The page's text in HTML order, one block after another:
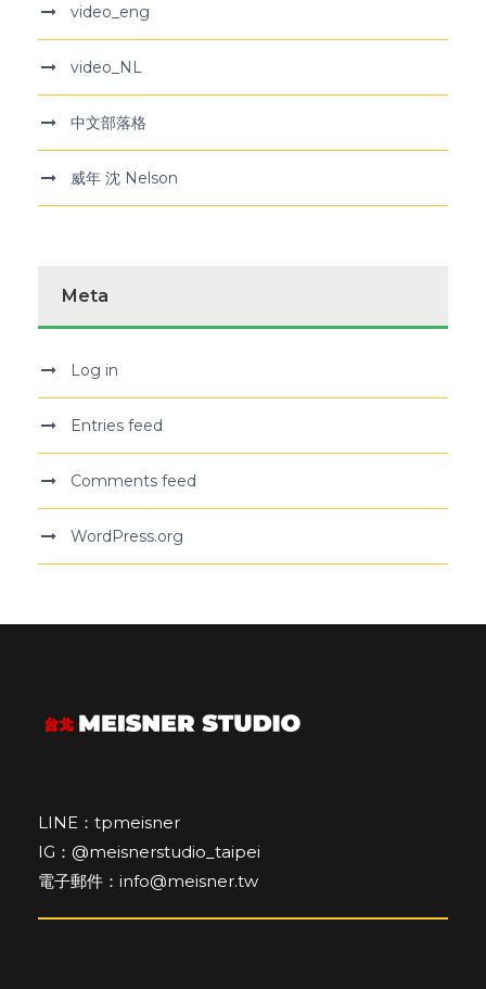
video_eng
video_NL
中文部落格
威年 沈 Nelson
Meta
Log in
Entries feed
Comments feed
WordPress.org
LINE：tpmeisner
IG：@meisnerstudio_taipei
電子郵件：info@meisner.tw